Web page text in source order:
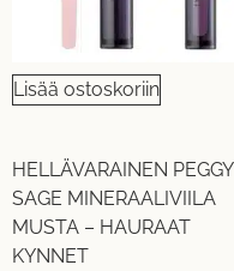
Lisää ostoskoriin
HELLÄVARAINEN PEGGY
SAGE MINERAALIVIILA
MUSTA – HAURAAT
KYNNET